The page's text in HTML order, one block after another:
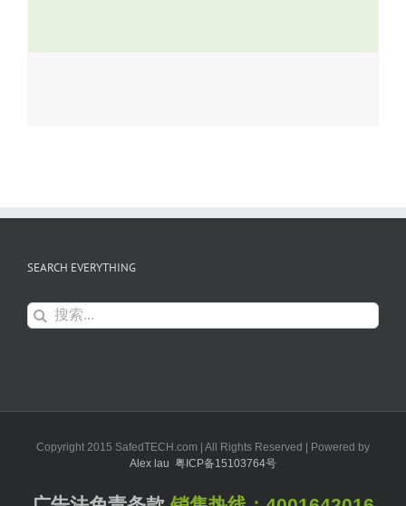
SEARCH EVERYTHING
搜
索：
Copyright 2015 SafedTECH.com | All Rights Reserved | Powered by
Alex lau 粤ICP备15103764号